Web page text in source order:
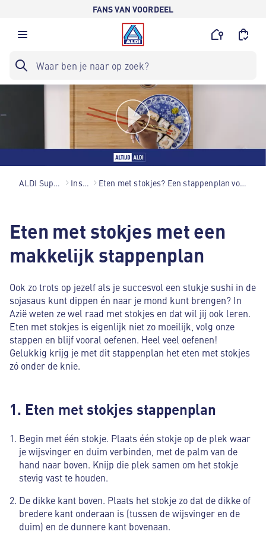
FANS VAN VOORDEEL
ALDI Supermarkten Inspiratie Eten met stokjes? Een stappenplan voor beginners (met video!)
Eten met stokjes met een
makkelijk stappenplan
Ook zo trots op jezelf als je succesvol een stukje sushi in de
sojasaus kunt dippen én naar je mond kunt brengen? In
Azië weten ze wel raad met stokjes en dat wil jij ook leren.
Eten met stokjes is eigenlijk niet zo moeilijk, volg onze
stappen en blijf vooral oefenen. Heel veel oefenen!
Gelukkig krijg je met dit stappenplan het eten met stokjes
zó onder de knie.
1. Eten met stokjes stappenplan
Begin met één stokje. Plaats één stokje op de plek waar
je wijsvinger en duim verbinden, met de palm van de
hand naar boven. Knijp die plek samen om het stokje
stevig vast te houden.
De dikke kant boven. Plaats het stokje zo dat de dikke of
bredere kant onderaan is (tussen de wijsvinger en de
duim) en de dunnere kant bovenaan.